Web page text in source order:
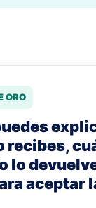
ORO
recibes,
lo
aceptar